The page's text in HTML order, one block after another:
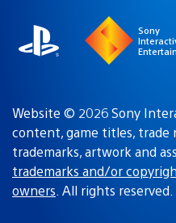
Sony
Website © 2026 Sony
content, game titles, trade
trademarks, artwork and
trademarks and/or
owners. All rights reserved.